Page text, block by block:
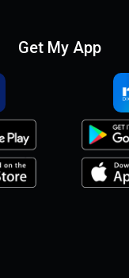
Get My App